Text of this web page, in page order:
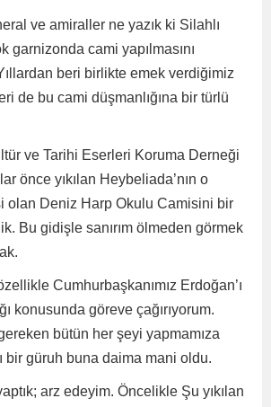
ve amiraller ne yazık ki Silahlı
garnizonda cami yapılmasını
beri birlikte emek verdiğimiz
de bu cami düşmanlığına bir türlü
ve Tarihi Eserleri Koruma Derneği
önce yıkılan Heybeliada’nın o
olan Deniz Harp Okulu Camisini bir
Bu gidişle sanırım ölmeden görmek
Cumhurbaşkanımız Erdoğan’ı
konusunda göreve çağırıyorum.
bütün her şeyi yapmamıza
bir güruh buna daima mani oldu.
arz edeyim. Öncelikle Şu yıkılan